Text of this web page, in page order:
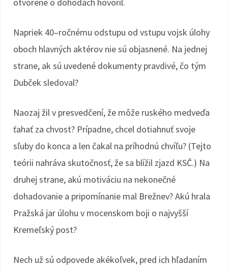
Napriek 40–ročnému odstupu od vstupu vojsk úlohy
oboch hlavných aktérov nie sú objasnené. Na jednej
strane, ak sú uvedené dokumenty pravdivé, čo tým
Dubček sledoval?
Naozaj žil v presvedčení, že môže ruského medveďa
ťahať za chvost? Prípadne, chcel dotiahnuť svoje
sľuby do konca a len čakal na príhodnú chvíľu? (Tejto
teórii nahráva skutočnosť, že sa blížil zjazd KSČ.) Na
druhej strane, akú motiváciu na nekonečné
dohadovanie a pripomínanie mal Brežnev? Akú hrala
Pražská jar úlohu v mocenskom boji o najvyšší
Kremeľský post?
Nech už sú odpovede akékoľvek, pred ich hľadaním